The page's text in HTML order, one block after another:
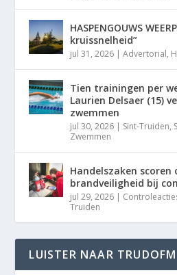
HASPENGOUWS
kruissnelheid”
jul 31, 2026 |Advertorial,
Tien trainingen per
Laurien Delsaer (15)
zwemmen
jul 30, 2026 | Sint-Truiden,
Zwemmen
Handelszaken scoren
brandveiligheid bij
jul 29, 2026 |
Truiden
LUISTER NAAR TRUDOFM